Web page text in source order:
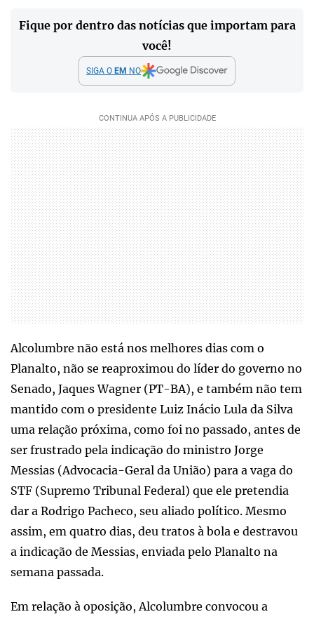
Fique por dentro das notícias que importam para
você!
SIGA O EM NO
Alcolumbre não está nos melhores dias com o
Planalto, não se reaproximou do líder do governo no
Senado, Jaques Wagner (PT-BA), e também não tem
mantido com o presidente Luiz Inácio Lula da Silva
uma relação próxima, como foi no passado, antes de
ser frustrado pela indicação do ministro Jorge
Messias (Advocacia-Geral da União) para a vaga do
STF (Supremo Tribunal Federal) que ele pretendia
dar a Rodrigo Pacheco, seu aliado político. Mesmo
assim, em quatro dias, deu tratos à bola e destravou
a indicação de Messias, enviada pelo Planalto na
semana passada.
Em relação à oposição, Alcolumbre convocou a